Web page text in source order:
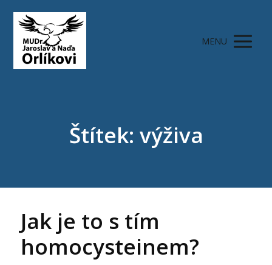
MENU
Štítek: výživa
Jak je to s tím
homocysteinem?